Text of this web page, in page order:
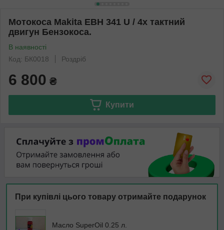
Мотокоса Makita EBH 341 U / 4х тактний
двигун Бензокоса.
В наявності
Код: БК0018
Роздріб
6 800 ₴
Купити
При купівлі цього товару отримайте подарунок
Масло SuperOil 0.25 л.